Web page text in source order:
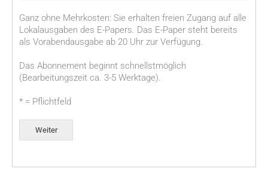
Ganz ohne Mehrkosten: Sie erhalten freien Zugang auf alle
Lokalausgaben des E-Papers. Das E-Paper steht bereits
als Vorabendausgabe ab 20 Uhr zur Verfügung.
Das Abonnement beginnt schnellstmöglich
(Bearbeitungszeit ca. 3-5 Werktage).
* = Pflichtfeld
Weiter